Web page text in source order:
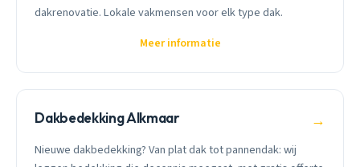
dakrenovatie. Lokale vakmensen voor elk type dak.
Meer informatie
Dakbedekking Alkmaar →
Nieuwe dakbedekking? Van plat dak tot pannendak: wij